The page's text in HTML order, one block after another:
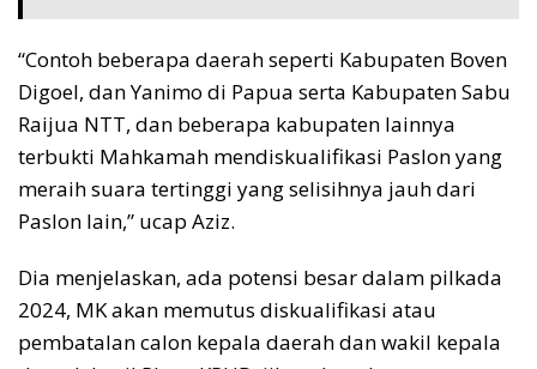
“Contoh beberapa daerah seperti Kabupaten Boven
Digoel, dan Yanimo di Papua serta Kabupaten Sabu
Raijua NTT, dan beberapa kabupaten lainnya
terbukti Mahkamah mendiskualifikasi Paslon yang
meraih suara tertinggi yang selisihnya jauh dari
Paslon lain,” ucap Aziz.
Dia menjelaskan, ada potensi besar dalam pilkada
2024, MK akan memutus diskualifikasi atau
pembatalan calon kepala daerah dan wakil kepala